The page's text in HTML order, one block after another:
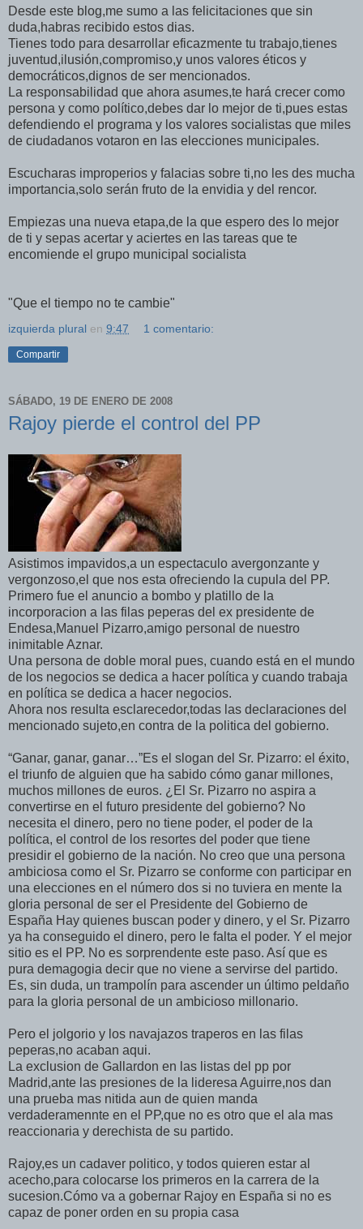
Desde este blog,me sumo a las felicitaciones que sin
duda,habras recibido estos dias.
Tienes todo para desarrollar eficazmente tu trabajo,tienes
juventud,ilusión,compromiso,y unos valores éticos y
democráticos,dignos de ser mencionados.
La responsabilidad que ahora asumes,te hará crecer como
persona y como político,debes dar lo mejor de ti,pues estas
defendiendo el programa y los valores socialistas que miles
de ciudadanos votaron en las elecciones municipales.
Escucharas improperios y falacias sobre ti,no les des mucha
importancia,solo serán fruto de la envidia y del rencor.
Empiezas una nueva etapa,de la que espero des lo mejor
de ti y sepas acertar y aciertes en las tareas que te
encomiende el grupo municipal socialista
"Que el tiempo no te cambie"
izquierda plural en 9:47 1 comentario:
Compartir
SÁBADO, 19 DE ENERO DE 2008
Rajoy pierde el control del PP
Asistimos impavidos,a un espectaculo avergonzante y
vergonzoso,el que nos esta ofreciendo la cupula del PP.
Primero fue el anuncio a bombo y platillo de la
incorporacion a las filas peperas del ex presidente de
Endesa,Manuel Pizarro,amigo personal de nuestro
inimitable Aznar.
Una persona de doble moral pues, cuando está en el mundo
de los negocios se dedica a hacer política y cuando trabaja
en política se dedica a hacer negocios.
Ahora nos resulta esclarecedor,todas las declaraciones del
mencionado sujeto,en contra de la politica del gobierno.
“Ganar, ganar, ganar…”Es el slogan del Sr. Pizarro: el éxito,
el triunfo de alguien que ha sabido cómo ganar millones,
muchos millones de euros. ¿El Sr. Pizarro no aspira a
convertirse en el futuro presidente del gobierno? No
necesita el dinero, pero no tiene poder, el poder de la
política, el control de los resortes del poder que tiene
presidir el gobierno de la nación. No creo que una persona
ambiciosa como el Sr. Pizarro se conforme con participar en
una elecciones en el número dos si no tuviera en mente la
gloria personal de ser el Presidente del Gobierno de
España Hay quienes buscan poder y dinero, y el Sr. Pizarro
ya ha conseguido el dinero, pero le falta el poder. Y el mejor
sitio es el PP. No es sorprendente este paso. Así que es
pura demagogia decir que no viene a servirse del partido.
Es, sin duda, un trampolín para ascender un último peldaño
para la gloria personal de un ambicioso millonario.
Pero el jolgorio y los navajazos traperos en las filas
peperas,no acaban aqui.
La exclusion de Gallardon en las listas del pp por
Madrid,ante las presiones de la lideresa Aguirre,nos dan
una prueba mas nitida aun de quien manda
verdaderamennte en el PP,que no es otro que el ala mas
reaccionaria y derechista de su partido.
Rajoy,es un cadaver politico, y todos quieren estar al
acecho,para colocarse los primeros en la carrera de la
sucesion.Cómo va a gobernar Rajoy en España si no es
capaz de poner orden en su propia casa